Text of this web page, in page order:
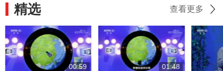
精选 查看更多
00:59 01:48